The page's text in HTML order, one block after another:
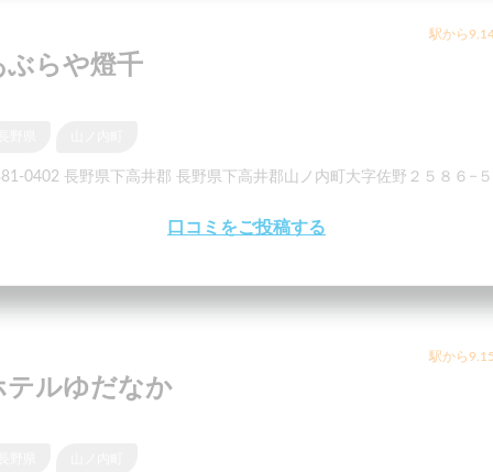
駅から
ぶらや燈千
0402 長野県下高井郡 長野県下高井郡山ノ内町大字佐野２５８６−５
口コミをご投稿する
駅から
テルゆだなか